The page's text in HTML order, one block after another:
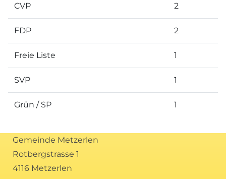
CVP 2
FDP 2
Freie Liste 1
SVP 1
Grün / SP 1
Gemeinde Metzerlen
Rotbergstrasse 1
4116 Metzerlen